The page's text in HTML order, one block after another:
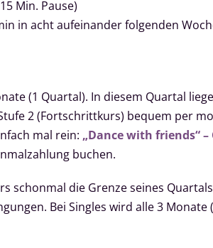
Min. Pause)
in acht aufeinander folgenden
(1 Quartal). In diesem Quartal
2 (Fortschrittkurs) bequem per
mal rein: „Dance with friends“ –
buchen.
schonmal die Grenze seines
Bei Singles wird alle 3